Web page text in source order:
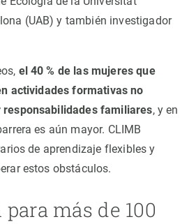
(UAB) y también investigador
el 40 % de las mujeres que
actividades formativas no
responsabilidades familiares, y en
es aún mayor. CLIMB
de aprendizaje flexibles y
estos obstáculos.
más de 100